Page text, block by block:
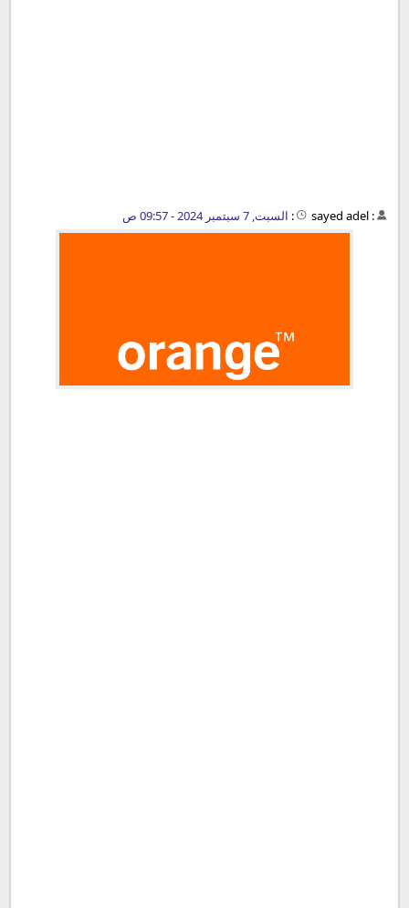
:
sayed adel
: السبت, 7 سبتمبر 2024 - 09:57 ص